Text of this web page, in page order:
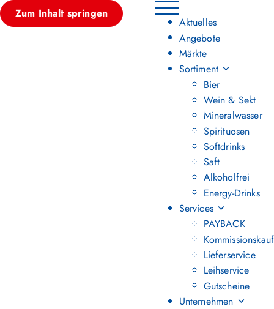
Zum Inhalt springen
Hauptmenü umschalten
Aktuelles
Angebote
Märkte
Sortiment
Bier
Wein & Sekt
Mineralwasser
Spirituosen
Softdrinks
Saft
Alkoholfrei
Energy-Drinks
Services
PAYBACK
Kommissionskauf
Lieferservice
Leihservice
Gutscheine
Unternehmen